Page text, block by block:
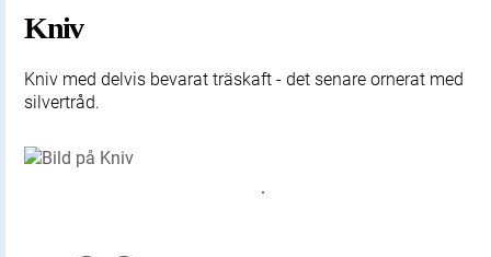
Kniv
Kniv med delvis bevarat träskaft - det senare ornerat med
silvertråd.